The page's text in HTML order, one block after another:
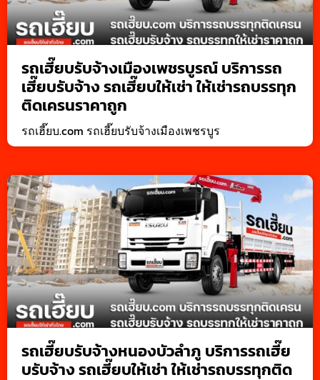
รถเฮี๊ยบรับจ้างเมืองเพชรบูรณ์ บริการรถ
เฮี๊ยบรับจ้าง รถเฮี๊ยบให้เช่า ให้เช่ารถบรรทุก
ติดเครนราคาถูก
รถเฮี๊ยบ.com รถเฮี๊ยบรับจ้างเมืองเพชรบูร
รถเฮี๊ยบรับจ้างหนองบัวลำภู บริการรถเฮี๊ย
บรับจ้าง รถเฮี๊ยบให้เช่า ให้เช่ารถบรรทุกติด